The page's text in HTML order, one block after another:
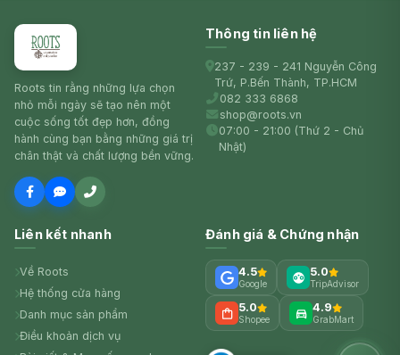
Roots tin rằng những lựa chọn
nhỏ mỗi ngày sẽ tạo nên một
cuộc sống tốt đẹp hơn, đồng
hành cùng bạn bằng những giá trị
chân thật và chất lượng bền vững.
Thông tin liên hệ
237 - 239 - 241 Nguyễn Công
Trứ, P.Bến Thành, TP.HCM
082 333 6868
shop@roots.vn
07:00 - 21:00 (Thứ 2 - Chủ
Nhật)
Liên kết nhanh
Về Roots
Hệ thống cửa hàng
Danh mục sản phẩm
Điều khoản dịch vụ
Đánh giá & Chứng nhận
4.5
Google
5.0
TripAdvisor
5.0
Shopee
4.9
GrabMart